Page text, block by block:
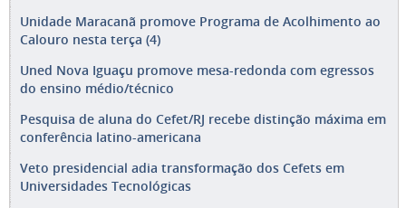
Unidade Maracanã promove Programa de Acolhimento ao
Calouro nesta terça (4)
Uned Nova Iguaçu promove mesa-redonda com egressos
do ensino médio/técnico
Pesquisa de aluna do Cefet/RJ recebe distinção máxima em
conferência latino-americana
Veto presidencial adia transformação dos Cefets em
Universidades Tecnológicas